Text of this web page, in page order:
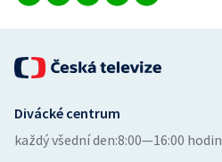
Divácké centrum
každý všední den:8:00—16:00 hodin